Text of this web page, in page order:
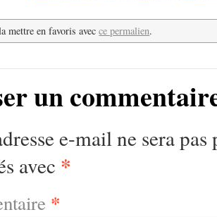
mettre en favoris avecce permalien.
un
e-mail ne sera pas
avec *
*